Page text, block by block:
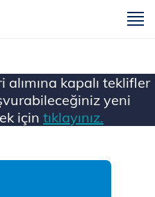
kapalı teklifler
yeni
için tıklayınız.